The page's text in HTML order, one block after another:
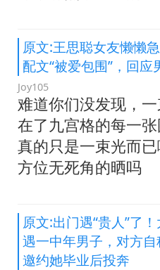
原文:王思聪女友懒懒
配文“被爱包围”，回
Joy105
难道你们没发现，
在了九宫格的每一
真的只是一束光而
方位无死角的晒吗
原文:出门遇“贵人”了
遇一中年男子，对方
邀约她毕业后投奔